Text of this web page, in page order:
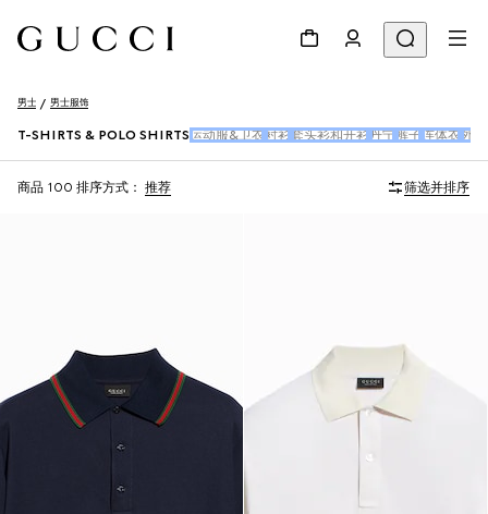
男士 男士服饰
T-SHIRTS & POLO SHIRTS 运动服&卫衣 衬衫 套头衫和开衫 丹宁 裤子 连体衣 外衣
商品 100 排序方式： 推荐 筛选并排序